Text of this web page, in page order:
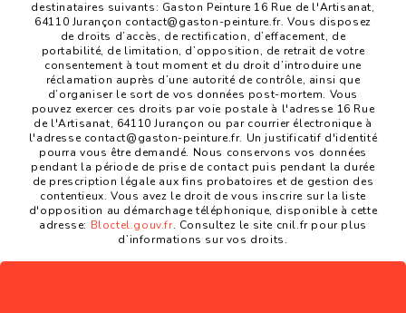
destinataires suivants: Gaston Peinture 16 Rue de l'Artisanat,
64110 Jurançon contact@gaston-peinture.fr. Vous disposez
de droits d’accès, de rectification, d’effacement, de
portabilité, de limitation, d’opposition, de retrait de votre
consentement à tout moment et du droit d’introduire une
réclamation auprès d’une autorité de contrôle, ainsi que
d’organiser le sort de vos données post-mortem. Vous
pouvez exercer ces droits par voie postale à l'adresse 16 Rue
de l'Artisanat, 64110 Jurançon ou par courrier électronique à
l'adresse contact@gaston-peinture.fr. Un justificatif d'identité
pourra vous être demandé. Nous conservons vos données
pendant la période de prise de contact puis pendant la durée
de prescription légale aux fins probatoires et de gestion des
contentieux. Vous avez le droit de vous inscrire sur la liste
d'opposition au démarchage téléphonique, disponible à cette
adresse: Bloctel.gouv.fr. Consultez le site cnil.fr pour plus
d’informations sur vos droits.